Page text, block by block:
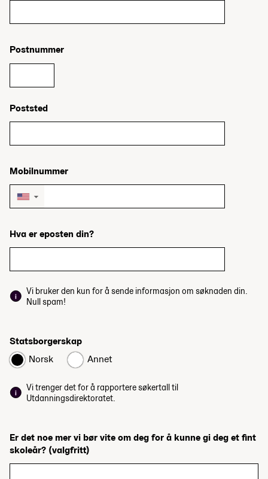
Postnummer
Poststed
Mobilnummer
▼
Hva er eposten din?
Vi bruker den kun for å sende informasjon om søknaden din.
Null spam!
Statsborgerskap
Norsk
Annet
Vi trenger det for å rapportere søkertall til
Utdanningsdirektoratet.
Er det noe mer vi bør vite om deg for å kunne gi deg et fint
skoleår? (valgfritt)